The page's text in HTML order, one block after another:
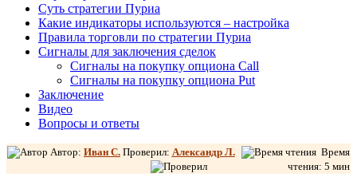
Суть стратегии Пуриа
Какие индикаторы используются – настройка
Правила торговли по стратегии Пуриа
Сигналы для заключения сделок
Сигналы на покупку опциона Call
Сигналы на покупку опциона Put
Заключение
Видео
Вопросы и ответы
Автор: Иван С. Проверил: Александр Л.
Время
чтения: 5 мин